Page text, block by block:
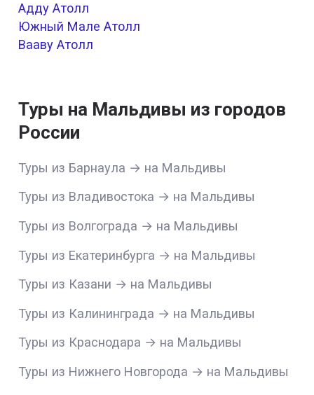
Адду Атолл
Южный Мале Атолл
Вааву Атолл
Туры на Мальдивы из городов
России
Туры из Барнаула → на Мальдивы
Туры из Владивостока → на Мальдивы
Туры из Волгограда → на Мальдивы
Туры из Екатеринбурга → на Мальдивы
Туры из Казани → на Мальдивы
Туры из Калининграда → на Мальдивы
Туры из Краснодара → на Мальдивы
Туры из Нижнего Новгорода → на Мальдивы